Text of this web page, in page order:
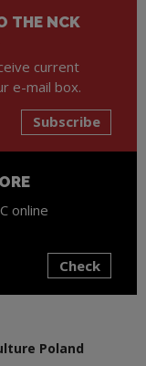
THE NCK
current
e-mail box.
Subscribe
online
Check
Poland